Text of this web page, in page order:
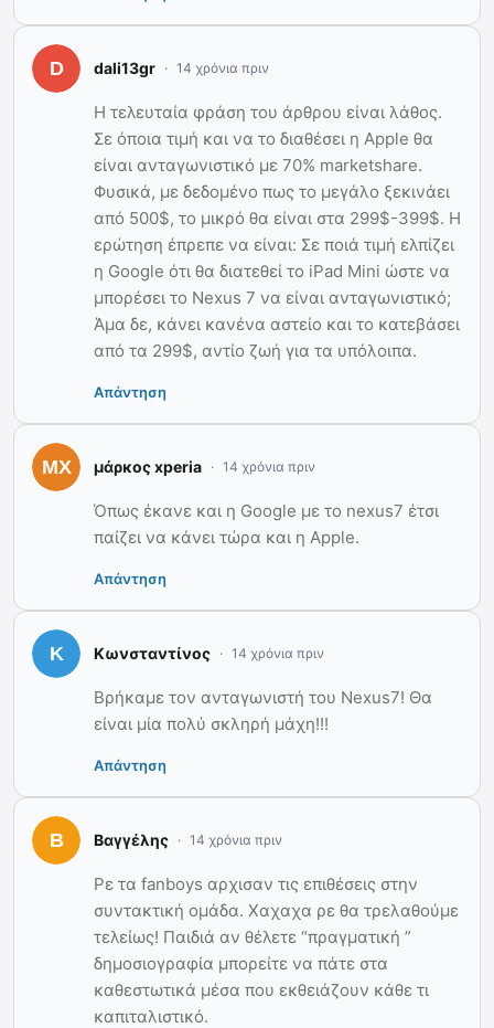
dali13gr 14 χρόνια πριν
Η τελευταία φράση του άρθρου είναι λάθος.
Σε όποια τιμή και να το διαθέσει η Apple θα
είναι ανταγωνιστικό με 70% marketshare.
Φυσικά, με δεδομένο πως το μεγάλο ξεκινάει
από 500$, το μικρό θα είναι στα 299$-399$. Η
ερώτηση έπρεπε να είναι: Σε ποιά τιμή ελπίζει
η Google ότι θα διατεθεί το iPad Mini ώστε να
μπορέσει το Nexus 7 να είναι ανταγωνιστικό;
Άμα δε, κάνει κανένα αστείο και το κατεβάσει
από τα 299$, αντίο ζωή για τα υπόλοιπα.
Απάντηση
μάρκος xperia 14 χρόνια πριν
Όπως έκανε και η Google με το nexus7 έτσι
παίζει να κάνει τώρα και η Apple.
Απάντηση
Κωνσταντίνος 14 χρόνια πριν
Βρήκαμε τον ανταγωνιστή του Nexus7! Θα
είναι μία πολύ σκληρή μάχη!!!
Απάντηση
Βαγγέλης 14 χρόνια πριν
Ρε τα fanboys αρχισαν τις επιθέσεις στην
συντακτική ομάδα. Χαχαχα ρε θα τρελαθούμε
τελείως! Παιδιά αν θέλετε “πραγματική ”
δημοσιογραφία μπορείτε να πάτε στα
καθεστωτικά μέσα που εκθειάζουν κάθε τι
καπιταλιστικό.